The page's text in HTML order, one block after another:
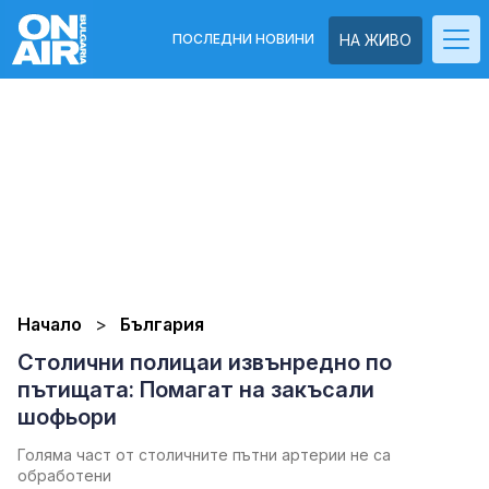
НА ЖИВО
ПОСЛЕДНИ НОВИНИ
Начало България
Столични полицаи извънредно по
пътищата: Помагат на закъсали
шофьори
Голяма част от столичните пътни артерии не са
обработени